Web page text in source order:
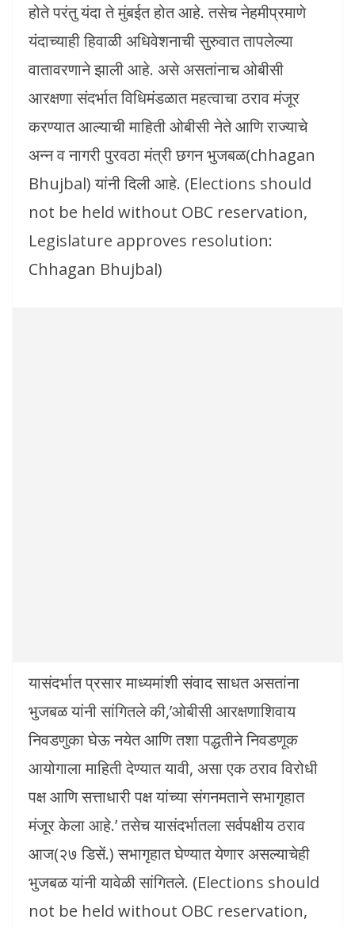
होते परंतु यंदा ते मुंबईत होत आहे. तसेच नेहमीप्रमाणे
यंदाच्याही हिवाळी अधिवेशनाची सुरुवात तापलेल्या
वातावरणाने झाली आहे. असे असतांनाच ओबीसी
आरक्षणा संदर्भात विधिमंडळात महत्वाचा ठराव मंजूर
करण्यात आल्याची माहिती ओबीसी नेते आणि राज्याचे
अन्न व नागरी पुरवठा मंत्री छगन भुजबळ(chhagan
Bhujbal) यांनी दिली आहे. (Elections should
not be held without OBC reservation,
Legislature approves resolution:
Chhagan Bhujbal)
यासंदर्भात प्रसार माध्यमांशी संवाद साधत असतांना
भुजबळ यांनी सांगितले की,’ओबीसी आरक्षणाशिवाय
निवडणुका घेऊ नयेत आणि तशा पद्धतीने निवडणूक
आयोगाला माहिती देण्यात यावी, असा एक ठराव विरोधी
पक्ष आणि सत्ताधारी पक्ष यांच्या संगनमताने सभागृहात
मंजूर केला आहे.’ तसेच यासंदर्भातला सर्वपक्षीय ठराव
आज(२७ डिसें.) सभागृहात घेण्यात येणार असल्याचेही
भुजबळ यांनी यावेळी सांगितले. (Elections should
not be held without OBC reservation,